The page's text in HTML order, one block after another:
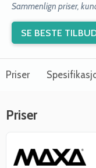
Sammenlign priser,
SE BESTE
Priser
Priser